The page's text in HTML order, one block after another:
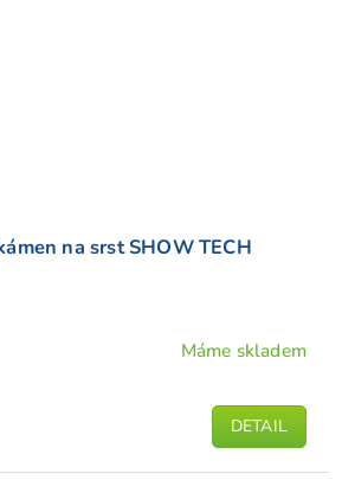
na srst SHOW TECH
Máme skladem
DETAIL